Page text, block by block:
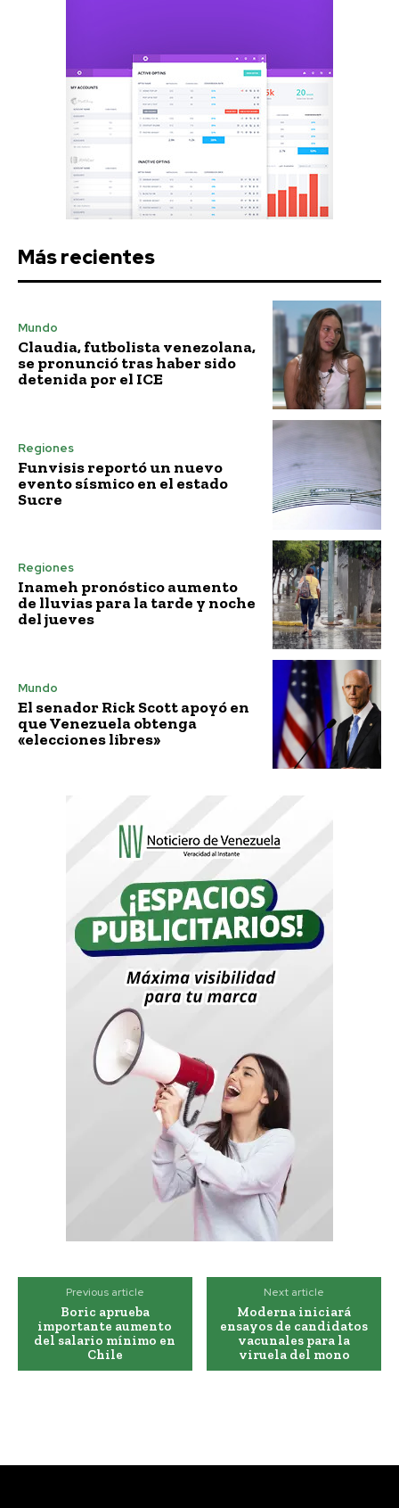
Más recientes
Mundo
Claudia, futbolista venezolana,
se pronunció tras haber sido
detenida por el ICE
Regiones
Funvisis reportó un nuevo
evento sísmico en el estado
Sucre
Regiones
Inameh pronóstico aumento
de lluvias para la tarde y noche
del jueves
Mundo
El senador Rick Scott apoyó en
que Venezuela obtenga
«elecciones libres»
Previous article
Boric aprueba
importante aumento
del salario mínimo en
Chile
Next article
Moderna iniciará
ensayos de candidatos
vacunales para la
viruela del mono